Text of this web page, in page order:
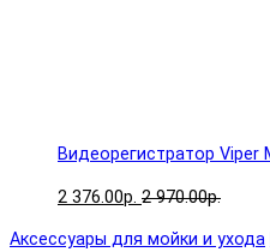
Видеорегистратор Viper
2 376.00р. 2 970.00р.
Аксессуары для мойки и ухода